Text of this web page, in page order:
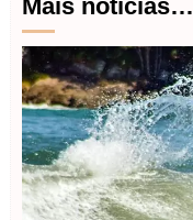
Mais notícias…